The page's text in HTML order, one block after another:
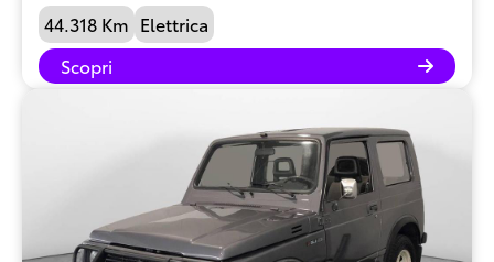
44.318 Km Elettrica
Scopri